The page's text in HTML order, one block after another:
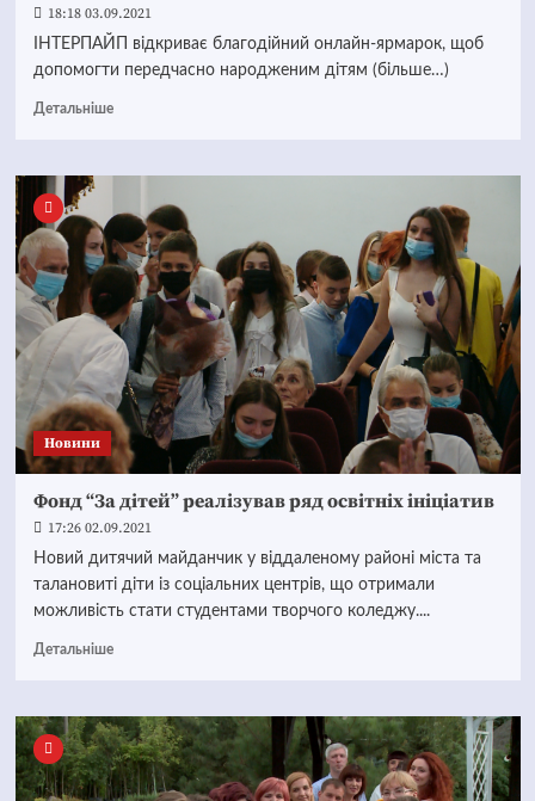
18:18 03.09.2021
ІНТЕРПАЙП відкриває благодійний онлайн-ярмарок, щоб
допомогти передчасно народженим дітям (більше…)
Детальніше
Новини
Фонд “За дітей” реалізував ряд освітніх ініціатив
17:26 02.09.2021
Новий дитячий майданчик у віддаленому районі міста та
талановиті діти із соціальних центрів, що отримали
можливість стати студентами творчого коледжу....
Детальніше